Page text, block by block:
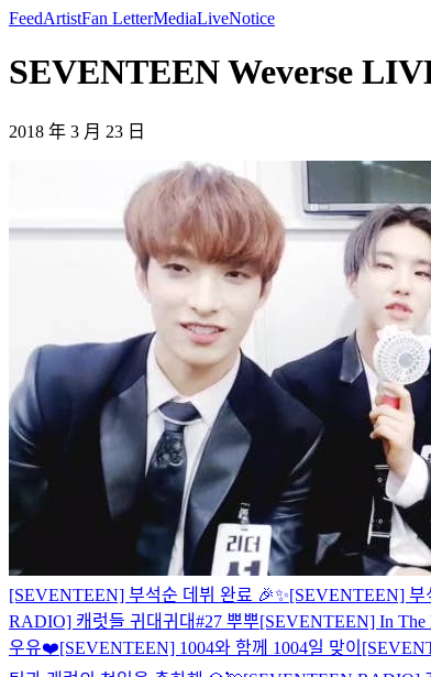
FeedArtistFan LetterMediaLiveNotice
SEVENTEEN Weverse
2018 年 3 月 23 日
[SEVENTEEN] 부석순 데뷔 완료 🎉✨[SEVENTEEN] 부
RADIO] 캐럿들 귀대귀대#27 뿌뿌[SEVENTEEN] In The
우유❤️[SEVENTEEN] 1004와 함께 1004일 맞이